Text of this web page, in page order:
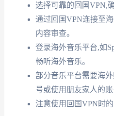
选择可靠的回国VPN,
通过回国VPN连接至
内容审查。
登录海外音乐平台,如
畅听海外音乐。
部分音乐平台需要海
号或使用朋友家人的账
注意使用回国VPN时